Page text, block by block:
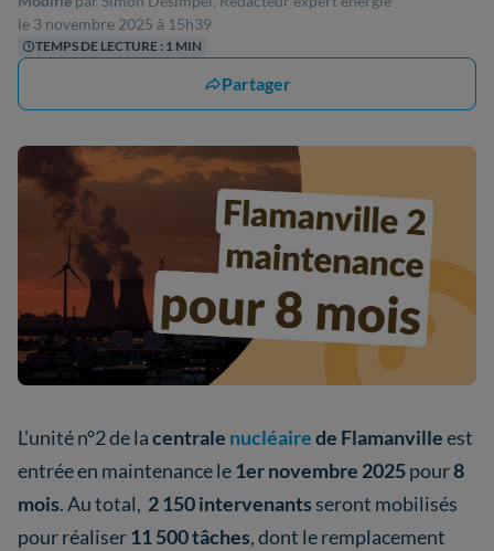
le 3 novembre 2025 à 15h39
TEMPS DE LECTURE : 1 MIN
Partager
L'unité n°2 de lacentrale nucléairede Flamanvilleest
entrée en maintenance le1er novembre 2025pour8
mois. Au total, 2 150 intervenants seront mobilisés
pour réaliser11 500 tâches, dont le remplacement